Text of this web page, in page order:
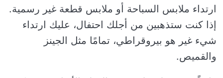
ارتداء ملابس السباحة أو ملابس قطعة غير رسمية.
إذا كنت ستذهبين من أجلك احتفال، عليك ارتداء
شيء غير هو بيروقراطي، تمامًا مثل الجينز
والقميص.